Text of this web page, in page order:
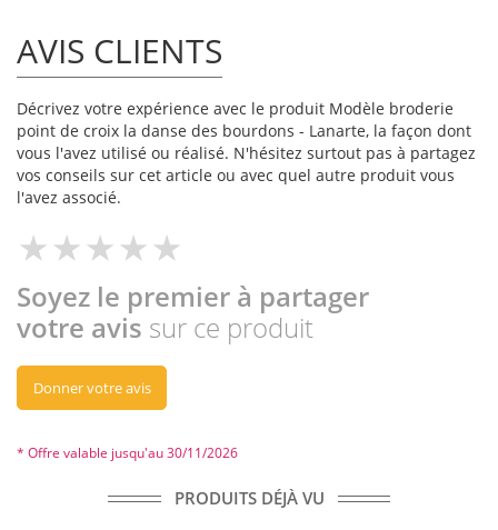
AVIS CLIENTS
Décrivez votre expérience avec le produit Modèle broderie
point de croix la danse des bourdons - Lanarte, la façon dont
vous l'avez utilisé ou réalisé. N'hésitez surtout pas à partagez
vos conseils sur cet article ou avec quel autre produit vous
l'avez associé.
Soyez le premier à partager
votre avis sur ce produit
Donner votre avis
* Offre valable jusqu'au 30/11/2026
PRODUITS DÉJÀ VU